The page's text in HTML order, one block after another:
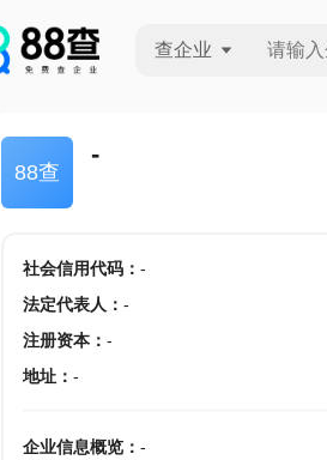
查企业
88查
-
社会信用代码： -
法定代表人 ： -
注册资本： -
地址： -
企业信息概览： -